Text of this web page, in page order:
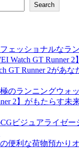
Search
ェッショナルなラ
Watch GT Runner 2
GT Runner 2があ
のランニングウォ
2】がもたらす未
CGビジュアライゼ
便利な荷物預かり